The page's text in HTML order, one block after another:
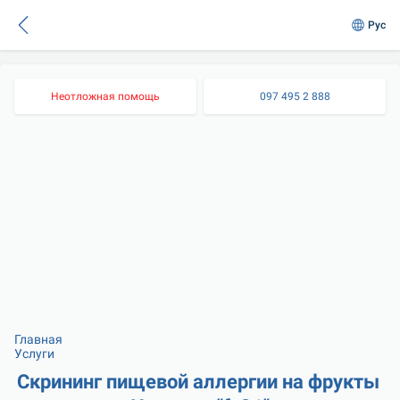
Рус
Неотложная помощь 097 495 2 888
Главная
Услуги
Скрининг пищевой аллергии на фрукты